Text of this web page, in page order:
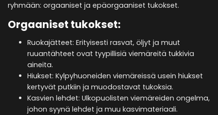
ryhmään: orgaaniset ja epäorgaaniset tukokset.
Orgaaniset tukokset:
Ruokajätteet: Erityisesti rasvat, öljyt ja muut
ruuantähteet ovat tyypillisiä viemäreitä tukkivia
aineita.
Hiukset: Kylpyhuoneiden viemäreissä usein hiukset
kertyvät putkiin ja muodostavat tukoksia.
Kasvien lehdet: Ulkopuolisten viemäreiden ongelma,
johon syynä lehdet ja muu kasvimateriaali.